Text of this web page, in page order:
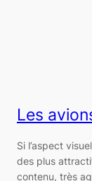
Les
Si l’aspect
des plus
contenu, très